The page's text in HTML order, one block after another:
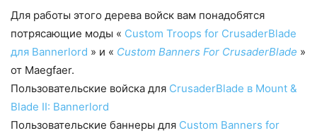
Для работы этого дерева войск вам понадобятся
потрясающие моды « Custom Troops for CrusaderBlade
для Bannerlord » и « Custom Banners For CrusaderBlade »
от Maegfaer.
Пользовательские войска для CrusaderBlade в Mount &
Blade II: Bannerlord
Пользовательские баннеры для Custom Banners for